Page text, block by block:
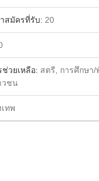
สมัครที่รับ: 20
วยเหลือ: สตรี, การศึกษา
วชน
เทพ